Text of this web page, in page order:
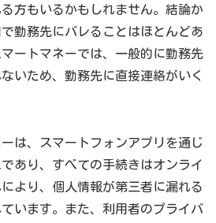
方もいるかもしれません。結論か
勤務先にバレることはほとんどあ
ートマネーでは、一般的に勤務先
いため、勤務先に直接連絡がいく
は、スマートフォンアプリを通じ
あり、すべての手続きはオンライ
より、個人情報が第三者に漏れる
います。また、利用者のプライバ